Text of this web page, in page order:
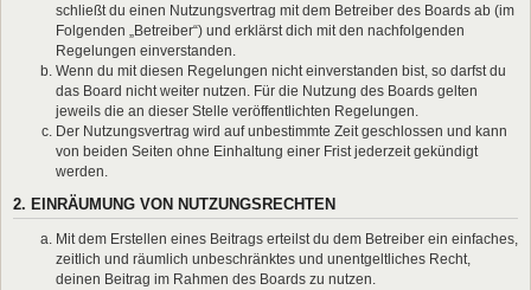
schließt du einen Nutzungsvertrag mit dem Betreiber des Boards ab (im
Folgenden „Betreiber“) und erklärst dich mit den nachfolgenden
Regelungen einverstanden.
Wenn du mit diesen Regelungen nicht einverstanden bist, so darfst du
das Board nicht weiter nutzen. Für die Nutzung des Boards gelten
jeweils die an dieser Stelle veröffentlichten Regelungen.
Der Nutzungsvertrag wird auf unbestimmte Zeit geschlossen und kann
von beiden Seiten ohne Einhaltung einer Frist jederzeit gekündigt
werden.
2. EINRÄUMUNG VON NUTZUNGSRECHTEN
Mit dem Erstellen eines Beitrags erteilst du dem Betreiber ein einfaches,
zeitlich und räumlich unbeschränktes und unentgeltliches Recht,
deinen Beitrag im Rahmen des Boards zu nutzen.